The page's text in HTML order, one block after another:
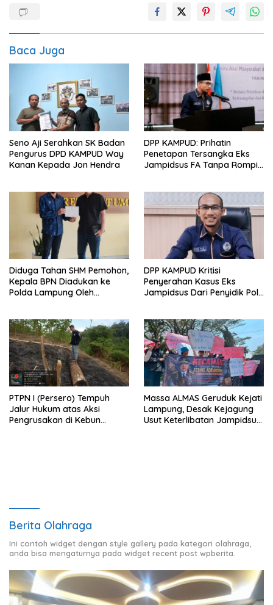
Baca Juga
Seno Aji Serahkan SK Badan
Pengurus DPD KAMPUD Way
Kanan Kepada Jon Hendra
DPP KAMPUD: Prihatin
Penetapan Tersangka Eks
Jampidsus FA Tanpa Rompi
Diduga Tahan SHM Pemohon,
Kepala BPN Diadukan ke
Polda Lampung Oleh
DPP KAMPUD Kritisi
Penyerahan Kasus Eks
Jampidsus Dari Penyidik Polri
PTPN I (Persero) Tempuh
Jalur Hukum atas Aksi
Pengrusakan di Kebun
Massa ALMAS Geruduk Kejati
Lampung, Desak Kejagung
Usut Keterlibatan Jampidsus
Berita Olahraga
Ini contoh widget dengan style gallery pada kategori olahraga,
anda bisa mengaturnya pada widget recent post wpberita.